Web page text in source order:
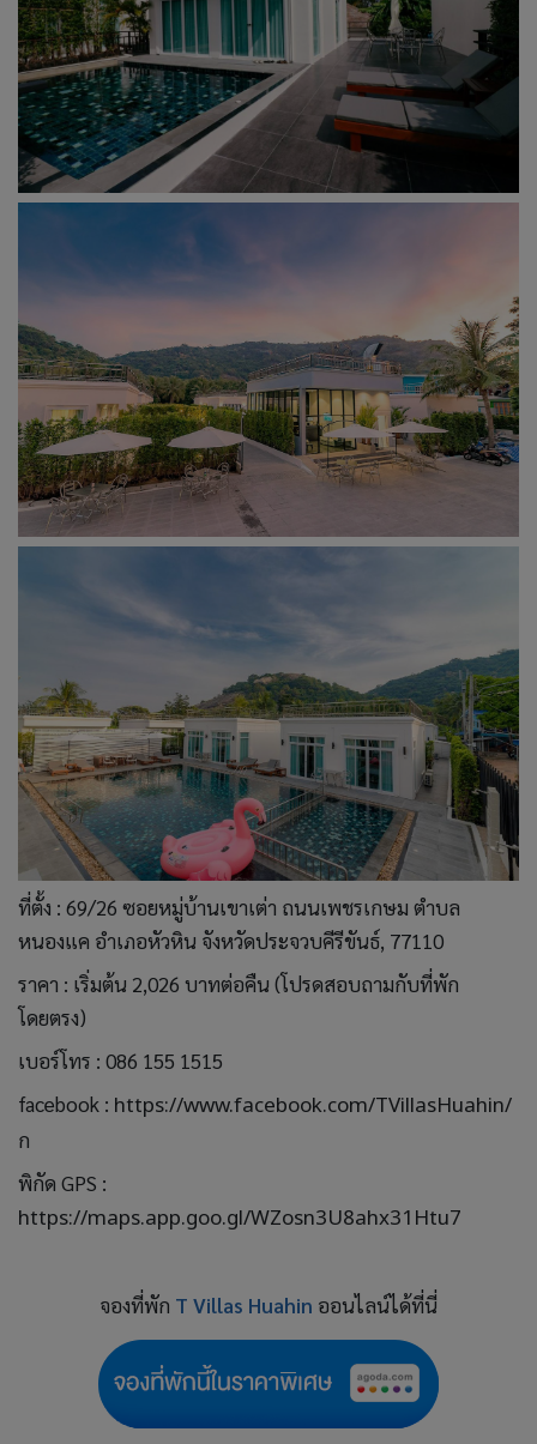
ที่ตั้ง : 69/26 ซอยหมู่บ้านเขาเต่า ถนนเพชรเกษม ตำบล
หนองแค อำเภอหัวหิน จังหวัดประจวบคีรีขันธ์, 77110
ราคา : เริ่มต้น 2,026 บาทต่อคืน (โปรดสอบถามกับที่พัก
โดยตรง)
เบอร์โทร : 086 155 1515
facebook : https://www.facebook.com/TVillasHuahin/
ก
พิกัด GPS :
https://maps.app.goo.gl/WZosn3U8ahx31Htu7
จองที่พัก T Villas Huahin ออนไลน์ได้ที่นี่